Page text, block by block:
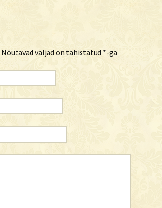
Nõutavad väljad on tähistatud *-ga